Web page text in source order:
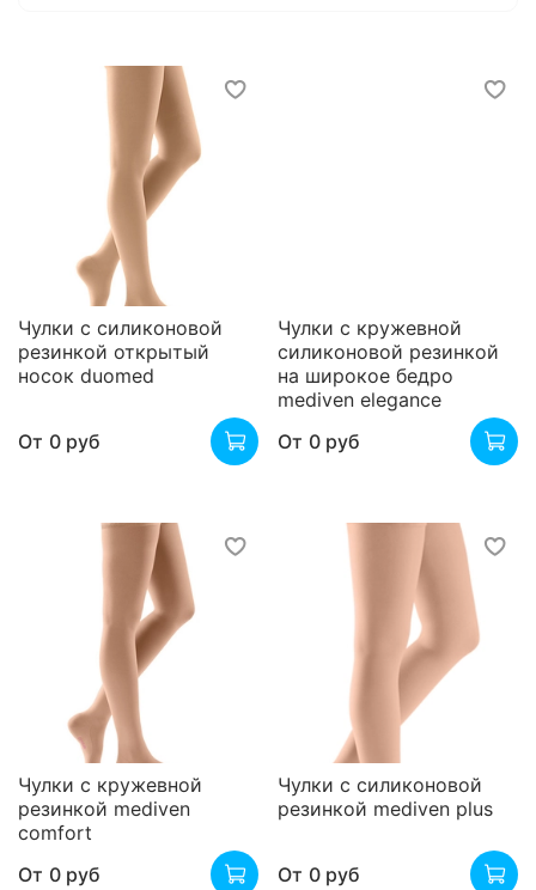
Чулки с силиконовой
резинкой открытый
носок duomed
От 0 руб
Чулки с кружевной
силиконовой резинкой
на широкое бедро
mediven elegance
От 0 руб
Чулки с кружевной
резинкой mediven
comfort
От 0 руб
Чулки с силиконовой
резинкой mediven plus
От 0 руб